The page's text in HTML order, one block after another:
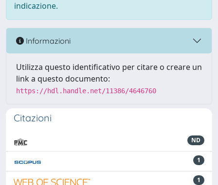
indicazione.
Informazioni
Utilizza questo identificativo per citare o creare un
link a questo documento:
https://hdl.handle.net/11386/4646760
Citazioni
ND
1
1